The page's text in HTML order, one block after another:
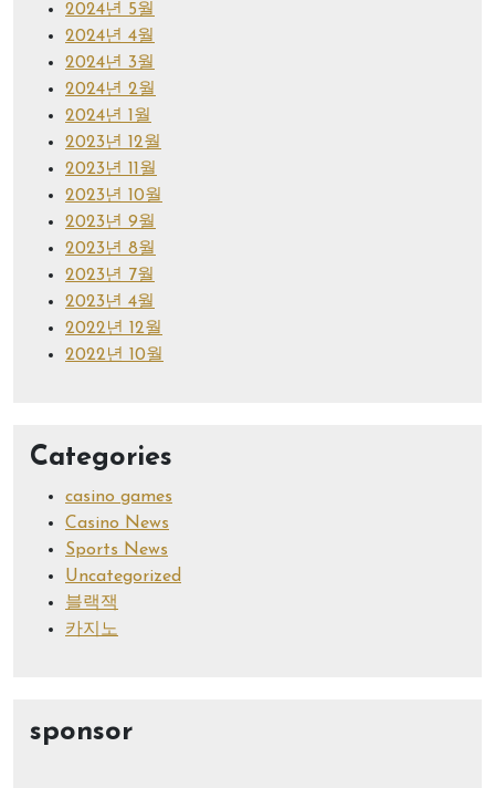
2024년 5월
2024년 4월
2024년 3월
2024년 2월
2024년 1월
2023년 12월
2023년 11월
2023년 10월
2023년 9월
2023년 8월
2023년 7월
2023년 4월
2022년 12월
2022년 10월
Categories
casino games
Casino News
Sports News
Uncategorized
블랙잭
카지노
sponsor